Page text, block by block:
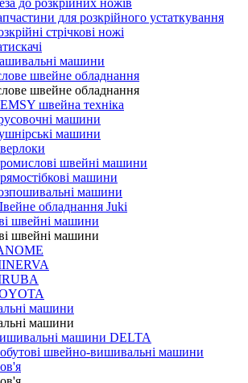
до розкрійних ножів
для розкрійного устаткування
стрічкові ножі
машини
швейне обладнання
швейне обладнання
швейна техніка
машини
машини
швейні машини
машини
машини
обладнання Juki
швейні машини
швейні машини
машини
машини
машини DELTA
швейно-вишивальні машини